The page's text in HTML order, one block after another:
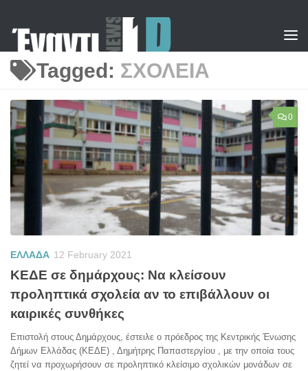
Tagged: ΣΧΟΛΕΙΑ
0
ΕΛΛΑΔΑ 12 February 2021
ΚΕΔΕ σε δημάρχους: Να κλείσουν
προληπτικά σχολεία αν το επιβάλλουν οι
καιρικές συνθήκες
Επιστολή στους Δημάρχους, έστειλε ο πρόεδρος της Κεντρικής Ένωσης
Δήμων Ελλάδας (ΚΕΔΕ) , Δημήτρης Παπαστεργίου , με την οποία τους
ζητεί να προχωρήσουν σε προληπτικό κλείσιμο σχολικών μονάδων σε